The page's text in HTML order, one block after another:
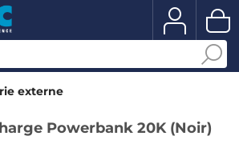
externe
Powerbank 20K (Noir)